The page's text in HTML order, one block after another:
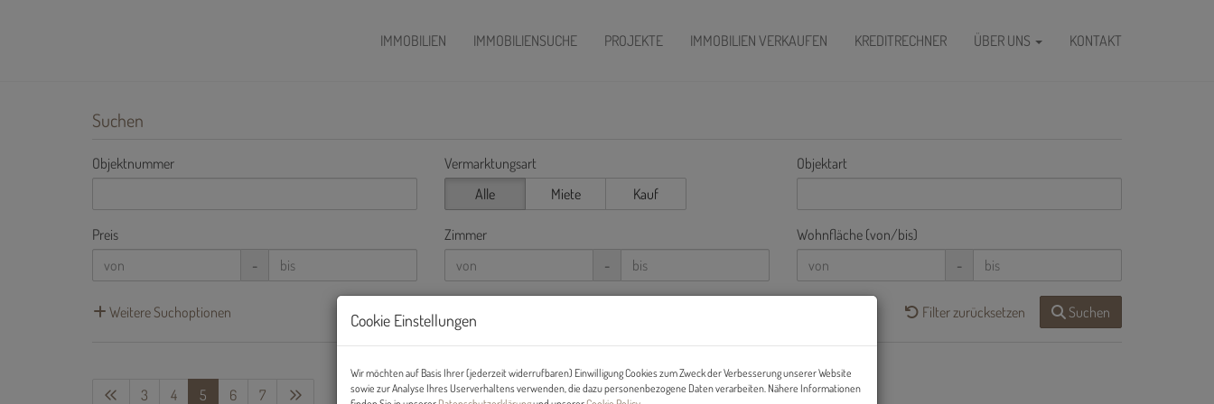
IMMOBILIEN IMMOBILIENSUCHE PROJEKTE IMMOBILIEN VERKAUFEN KREDITRECHNER ÜBER UNS KONTAKT
Suchen
Objektnummer
Vermarktungsart
Alle
Miete Kauf
Objektart
Preis
-
Zimmer
-
Wohnfläche (von/bis)
-
Weitere Suchoptionen Filter zurücksetzen Suchen
3 4 5 6 7
Cookie Einstellungen
Wir möchten auf Basis Ihrer (jederzeit widerrufbaren) Einwilligung Cookies zum Zweck der Verbesserung unserer Website
sowie zur Analyse Ihres Userverhaltens verwenden, die dazu personenbezogene Daten verarbeiten. Nähere Informationen